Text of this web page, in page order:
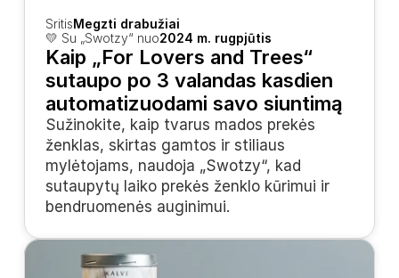
SritisMegzti drabužiai
💛 Su „Swotzy“ nuo2024 m. rugpjūtis
Kaip „For Lovers and Trees“
sutaupo po 3 valandas kasdien
automatizuodami savo siuntimą
Sužinokite, kaip tvarus mados prekės
ženklas, skirtas gamtos ir stiliaus
mylėtojams, naudoja „Swotzy“, kad
sutaupytų laiko prekės ženklo kūrimui ir
bendruomenės auginimui.